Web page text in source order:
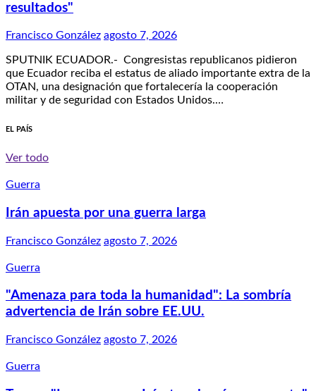
resultados"
Francisco González agosto 7, 2026
SPUTNIK ECUADOR.- Congresistas republicanos pidieron
que Ecuador reciba el estatus de aliado importante extra de la
OTAN, una designación que fortalecería la cooperación
militar y de seguridad con Estados Unidos.…
EL PAÍS
Ver todo
Guerra
Irán apuesta por una guerra larga
Francisco González agosto 7, 2026
Guerra
"Amenaza para toda la humanidad": La sombría
advertencia de Irán sobre EE.UU.
Francisco González agosto 7, 2026
Guerra